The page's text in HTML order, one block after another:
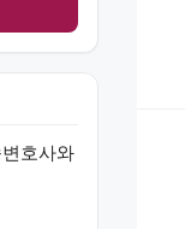
호사와